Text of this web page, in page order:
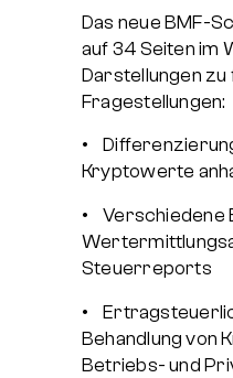
Das neue BMF-
auf 34 Seiten im
Darstellungen zu
Fragestellungen:
•
Kryptowerte
• Verschiedene
Steuerreports
•
Behandlung von
Betriebs- und